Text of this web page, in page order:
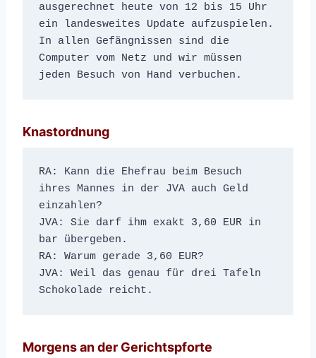
ausgerechnet heute von 12 bis 15 Uhr
ein landesweites Update aufzuspielen.
In allen Gefängnissen sind die
Computer vom Netz und wir müssen
jeden Besuch von Hand verbuchen.
Knastordnung
RA: Kann die Ehefrau beim Besuch
ihres Mannes in der JVA auch Geld
einzahlen?
JVA: Sie darf ihm exakt 3,60 EUR in
bar übergeben.
RA: Warum gerade 3,60 EUR?
JVA: Weil das genau für drei Tafeln
Schokolade reicht.
Morgens an der Gerichtspforte